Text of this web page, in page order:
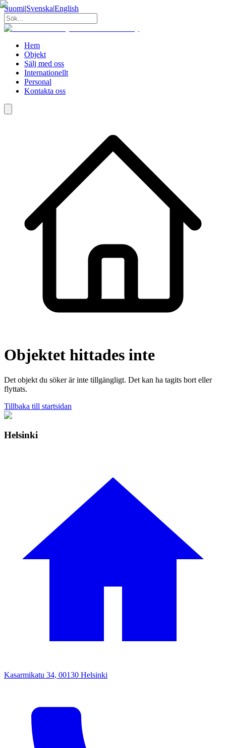
Suomi|Svenska|English
Hem
Objekt
Sälj med oss
Internationellt
Personal
Kontakta oss
Objektet hittades inte
Det objekt du söker är inte tillgängligt. Det kan ha tagits bort eller
flyttats.
Tillbaka till startsidan
Helsinki
Kasarmikatu 34, 00130 Helsinki